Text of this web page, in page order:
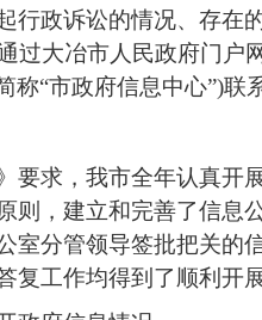
行政诉讼的情况、存在
过大冶市人民政府门户
称“市政府信息中心”)联
要求，我市全年认真开
则，建立和完善了信息
室分管领导签批把关的
复工作均得到了顺利开展